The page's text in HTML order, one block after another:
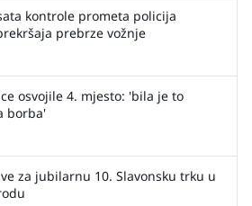
kontrole prometa policija
prebrze vožnje
osvojile 4. mjesto: 'bila je to
borba'
za jubilarnu 10. Slavonsku trku u